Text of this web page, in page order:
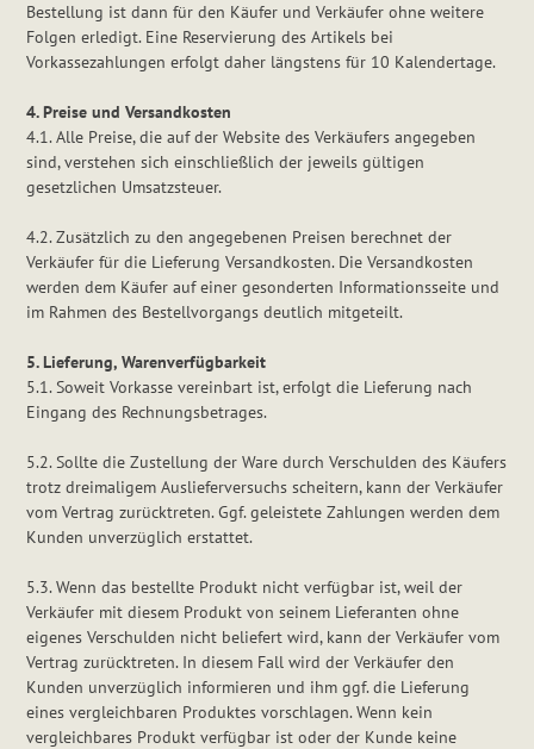
Bestellung ist dann für den Käufer und Verkäufer ohne weitere
Folgen erledigt. Eine Reservierung des Artikels bei
Vorkassezahlungen erfolgt daher längstens für 10 Kalendertage.
4. Preise und Versandkosten
4.1. Alle Preise, die auf der Website des Verkäufers angegeben
sind, verstehen sich einschließlich der jeweils gültigen
gesetzlichen Umsatzsteuer.
4.2. Zusätzlich zu den angegebenen Preisen berechnet der
Verkäufer für die Lieferung Versandkosten. Die Versandkosten
werden dem Käufer auf einer gesonderten Informationsseite und
im Rahmen des Bestellvorgangs deutlich mitgeteilt.
5. Lieferung, Warenverfügbarkeit
5.1. Soweit Vorkasse vereinbart ist, erfolgt die Lieferung nach
Eingang des Rechnungsbetrages.
5.2. Sollte die Zustellung der Ware durch Verschulden des Käufers
trotz dreimaligem Auslieferversuchs scheitern, kann der Verkäufer
vom Vertrag zurücktreten. Ggf. geleistete Zahlungen werden dem
Kunden unverzüglich erstattet.
5.3. Wenn das bestellte Produkt nicht verfügbar ist, weil der
Verkäufer mit diesem Produkt von seinem Lieferanten ohne
eigenes Verschulden nicht beliefert wird, kann der Verkäufer vom
Vertrag zurücktreten. In diesem Fall wird der Verkäufer den
Kunden unverzüglich informieren und ihm ggf. die Lieferung
eines vergleichbaren Produktes vorschlagen. Wenn kein
vergleichbares Produkt verfügbar ist oder der Kunde keine